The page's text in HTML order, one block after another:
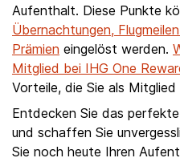
Aufenthalt. Diese Punkte
Übernachtungen,
Prämien eingelöst werden.
Mitglied bei IHG One
Vorteile, die Sie als Mitglied
Entdecken Sie das
und schaffen Sie
Sie noch heute Ihren